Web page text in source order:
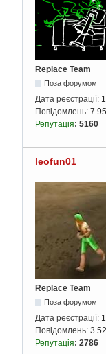
Replace Team
Поза форумом
Дата реєстрації:
Повідомлень: 7
Репутація: 5160
leofun01
Replace Team
Поза форумом
Дата реєстрації:
Повідомлень: 3
Репутація: 2786